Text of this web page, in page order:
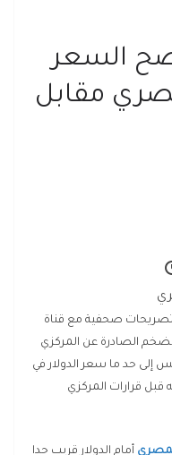
السعر
مقابل
تصريحات صحفية مع قناة
الصادرة عن المركزي
إلى حد ما سعر الدولار في
الذي بالقرب من 23.5 جنيه قبل قرارات المركزي
أمام الدولار قريب جدا